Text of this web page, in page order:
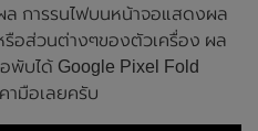
การรนไฟบนหน้าจอแสดงผล
อส่วนต่างๆของตัวเครื่อง ผล
พับได้ Google Pixel Fold
ามือเลยครับ